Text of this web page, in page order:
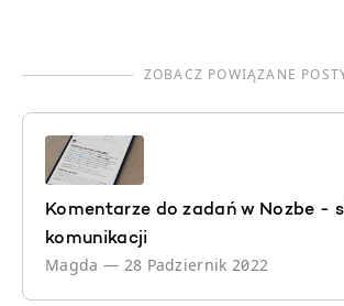
ZOBACZ POWIĄZANE
Komentarze do zadań w Nozbe -
komunikacji
Magda — 28 Padziernik 2022